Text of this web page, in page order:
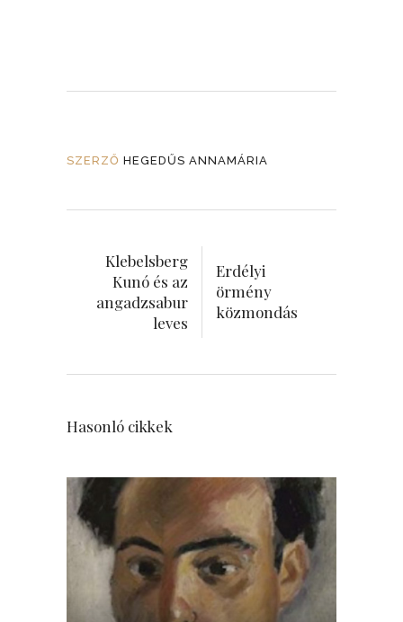
SZERZŐ HEGEDŰS ANNAMÁRIA
Klebelsberg
Kunó és az
angadzsabur
leves
Erdélyi
örmény
közmondás
Hasonló cikkek